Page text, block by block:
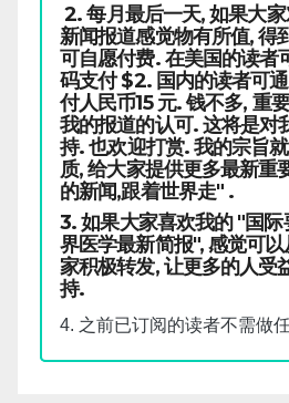
2. 每月最后一天, 如果大
新闻报道感觉物有所值, 得
可自愿付费. 在美国的读
码支付 $2. 国内的读者可
付人民币15 元. 钱不多, 重
我的报道的认可. 这将是对
持. 也欢迎打赏. 我的宗旨
质, 给大家提供更多最新重
的新闻,跟着世界走" .
3. 如果大家喜欢我的 "国
界医学最新简报", 感觉可
家积极转发, 让更多的人受
持.
4. 之前已订阅的读者不需做